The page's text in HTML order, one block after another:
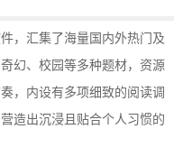
，汇集了海量国内外热门及
幻、校园等多种题材，资源
，内设有多项细致的阅读调
造出沉浸且贴合个人习惯的